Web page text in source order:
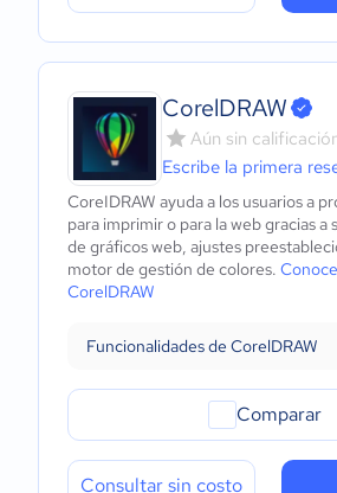
CorelDRAW
Aún sin
Escribe la primera
CoreIDRAW ayuda a los usuarios a
para imprimir o para la web gracias a
de gráficos web, ajustes
motor de gestión de colores.
CorelDRAW
Funcionalidades de CorelDRAW
Comparar
Consultar sin costo